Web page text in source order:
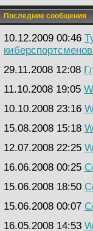
Последние сообщения
10.12.2009 00:46
29.11.2008 12:08
11.10.2008 19:05
10.10.2008 23:16
15.08.2008 15:18
12.07.2008 22:25
16.06.2008 00:25
15.06.2008 18:50
15.06.2008 00:07
16.05.2008 14:53